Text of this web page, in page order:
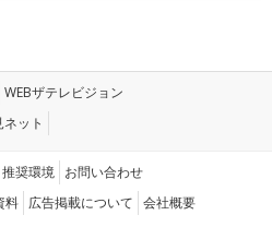
WEBザテレビジョン
ット
推奨環境 お問い合わせ
料 広告掲載について 会社概要